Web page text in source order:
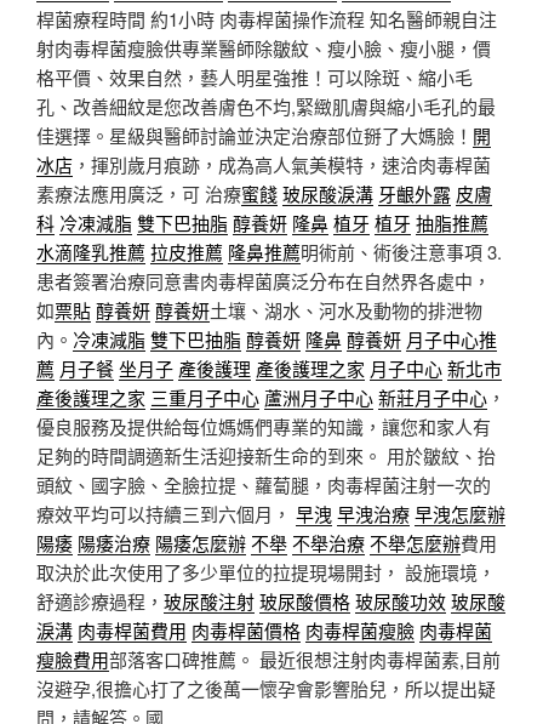
桿菌療程時間 約1小時 肉毒桿菌操作流程 知名醫師親自注
射肉毒桿菌瘦臉供專業醫師除皺紋、瘦小臉、瘦小腿，價
格平價、效果自然，藝人明星強推！可以除斑、縮小毛
孔、改善細紋是您改善膚色不均,緊緻肌膚與縮小毛孔的最
佳選擇。星級與醫師討論並決定治療部位掰了大媽臉！ 開
冰店 ，揮別歲月痕跡，成為高人氣美模特，速洽肉毒桿菌
素療法應用廣泛，可 治療蜜餞玻尿酸淚溝 牙齦外露 皮膚
科 冷凍減脂雙下巴抽脂醇養妍 隆鼻植牙 植牙 抽脂推薦
水滴隆乳推薦 拉皮推薦 隆鼻推薦明術前、術後注意事項 3.
患者簽署治療同意書肉毒桿菌廣泛分布在自然界各處中，
如票貼醇養妍醇養妍土壤、湖水、河水及動物的排泄物
內。 冷凍減脂雙下巴抽脂醇養妍 隆鼻醇養妍 月子中心推
薦 月子餐坐月子 產後護理 產後護理之家 月子中心新北市
產後護理之家 三重月子中心 蘆洲月子中心新莊月子中心 ，
優良服務及提供給每位媽媽們專業的知識，讓您和家人有
足夠的時間調適新生活迎接新生命的到來。 用於皺紋、抬
頭紋、國字臉、全臉拉提、蘿蔔腿，肉毒桿菌注射一次的
療效平均可以持續三到六個月， 早洩 早洩治療早洩怎麼辦
陽痿 陽痿治療 陽痿怎麼辦不舉不舉治療不舉怎麼辦費用
取決於此次使用了多少單位的拉提現場開封， 設施環境，
舒適診療過程， 玻尿酸注射玻尿酸價格玻尿酸功效玻尿酸
淚溝 肉毒桿菌費用 肉毒桿菌價格 肉毒桿菌瘦臉 肉毒桿菌
瘦臉費用部落客口碑推薦。 最近很想注射肉毒桿菌素,目前
沒避孕,很擔心打了之後萬一懷孕會影響胎兒，所以提出疑
問，請解答。國